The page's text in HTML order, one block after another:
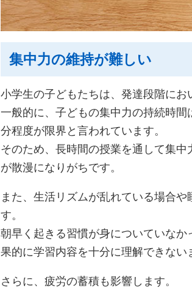
集中力の維持が難しい
小学生の子どもたちは、発達段階にお
一般的に、子どもの集中力の持続時
分程度が限界と言われています。
そのため、長時間の授業を通して集
が散漫になりがちです。
また、生活リズムが乱れている場合
す。
朝早く起きる習慣が身についていな
果的に学習内容を十分に理解できない
さらに、疲労の蓄積も影響します。